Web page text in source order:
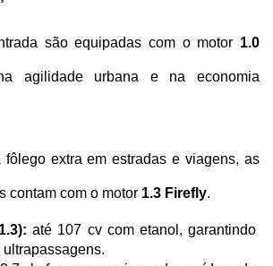
são equipadas com o motor 1.0
agilidade urbana e na economia
fôlego extra em estradas e viagens, as
contam com o motor 1.3 Firefly.
até 107 cv com etanol, garantindo